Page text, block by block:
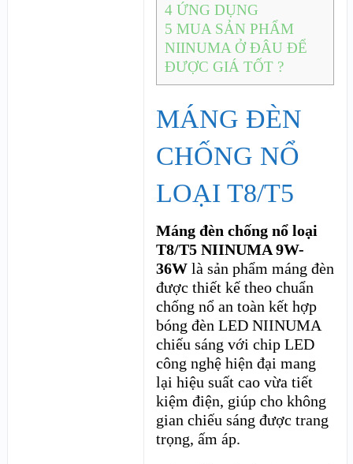
4 ỨNG DỤNG
5 MUA SẢN PHẨM
NIINUMA Ở ĐÂU ĐỂ
ĐƯỢC GIÁ TỐT ?
MÁNG ĐÈN
CHỐNG NỔ
LOẠI T8/T5
Máng đèn chống nổ loại
T8/T5 NIINUMA 9W-
36W là sản phẩm máng đèn
được thiết kế theo chuẩn
chống nổ an toàn kết hợp
bóng đèn LED NIINUMA
chiếu sáng với chip LED
công nghệ hiện đại mang
lại hiệu suất cao vừa tiết
kiệm điện, giúp cho không
gian chiếu sáng được trang
trọng, ấm áp.